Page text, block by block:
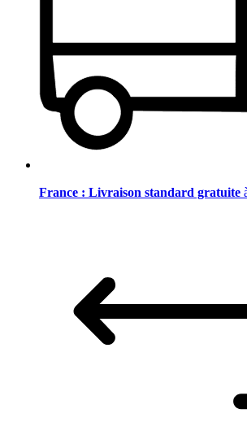
France : Livraison standard gratuite